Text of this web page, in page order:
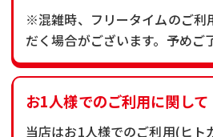
※混雑時、フリータイムのご利
だく場合がございます。予めご
お1人様でのご利用に関して
当店はお1人様でのご利用(ヒト